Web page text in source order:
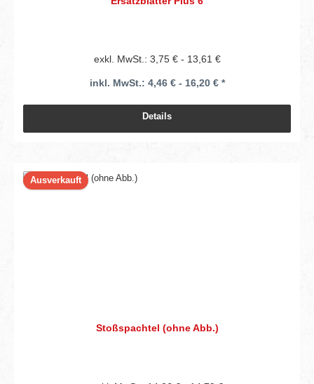
exkl. MwSt.: 3,75 € - 13,61 €
inkl. MwSt.: 4,46 € - 16,20 € *
Details
Ausverkauft
Stoßspachtel (ohne Abb.)